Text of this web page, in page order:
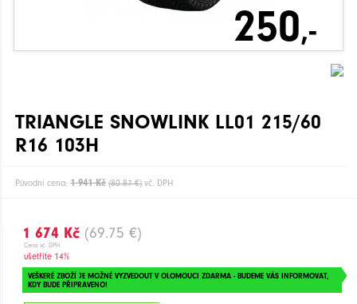
250,-
TRIANGLE SNOWLINK LL01 215/60
R16 103H
Původní cena: 1 941 Kč (80.87 €) vč. DPH
1 674 Kč (69.75 €)
Cena vč. DPH
ušetříte 14%
VEŠKERÉ ZBOŽÍ JE MOŽNÉ VYZVEDOUT V OLOMOUCI ZDARMA - BUDEME VÁS INFORMOVAT,
KDY BUDE PŘIPRAVENO!